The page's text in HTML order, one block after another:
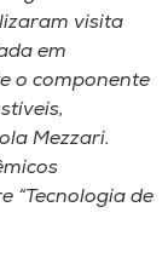
visita
em
o componente
Mezzari.
“Tecnologia de